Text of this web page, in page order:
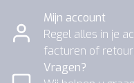
Mijn account
Regel alles in je
facturen of
Vragen?